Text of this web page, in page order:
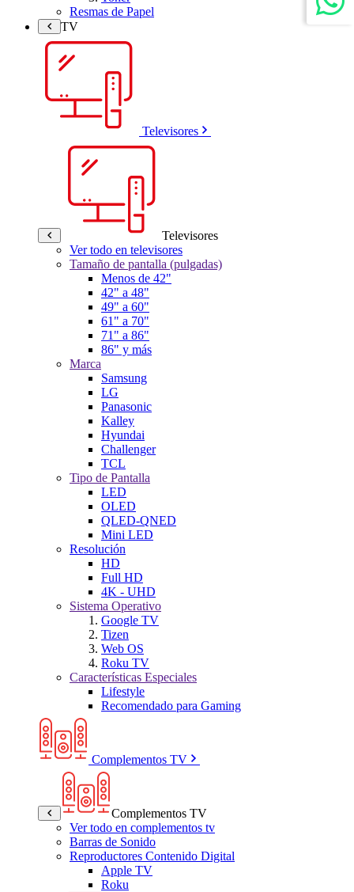
Resmas de Papel
TV
Televisores
Televisores
Ver todo en televisores
Tamaño de pantalla (pulgadas)
Menos de 42"
42" a 48"
49" a 60"
61" a 70"
71" a 86"
86" y más
Marca
Samsung
LG
Panasonic
Kalley
Hyundai
Challenger
TCL
Tipo de Pantalla
LED
OLED
QLED-QNED
Mini LED
Resolución
HD
Full HD
4K - UHD
Sistema Operativo
Google TV
Tizen
Web OS
Roku TV
Características Especiales
Lifestyle
Recomendado para Gaming
Complementos TV
Complementos TV
Ver todo en complementos tv
Barras de Sonido
Reproductores Contenido Digital
Apple TV
Roku